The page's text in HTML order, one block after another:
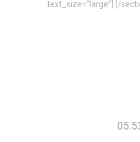
text_size=”large”] [/